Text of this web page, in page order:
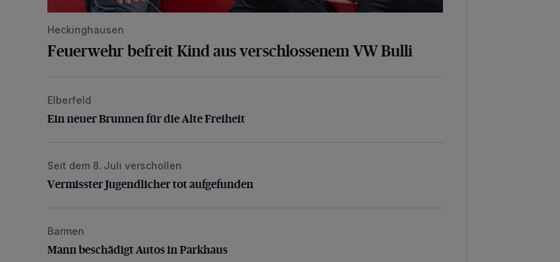
Heckinghausen
Feuerwehr befreit Kind aus verschlossenem VW Bulli
Ein neuer Brunnen für die Alte Freiheit
Elberfeld
Ein neuer Brunnen für die Alte Freiheit
Vermisster Jugendlicher tot aufgefunden
Seit dem 8. Juli verschollen
Vermisster Jugendlicher tot aufgefunden
Mann beschädigt Autos in Parkhaus
Barmen
Mann beschädigt Autos in Parkhaus